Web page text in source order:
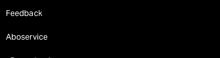
Feedback
Aboservice